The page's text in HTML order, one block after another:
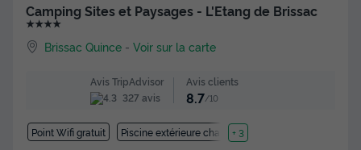
Camping Sites et Paysages - L'Etang de Brissac
★★★★
Brissac Quince -Voir sur la carte
Avis TripAdvisor
327 avis
Avis clients
8.7/10
Point Wifi gratuit Piscine extérieure chauffée
+ 3